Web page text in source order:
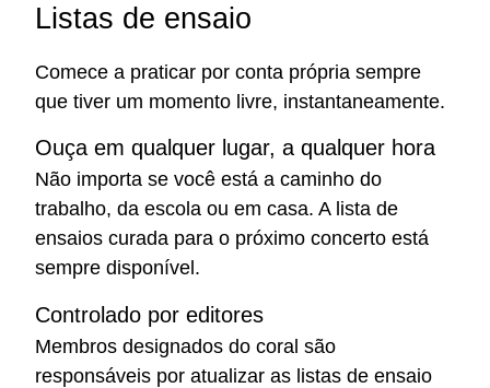
Listas de ensaio
Comece a praticar por conta própria sempre
que tiver um momento livre, instantaneamente.
Ouça em qualquer lugar, a qualquer hora
Não importa se você está a caminho do
trabalho, da escola ou em casa. A lista de
ensaios curada para o próximo concerto está
sempre disponível.
Controlado por editores
Membros designados do coral são
responsáveis por atualizar as listas de ensaio